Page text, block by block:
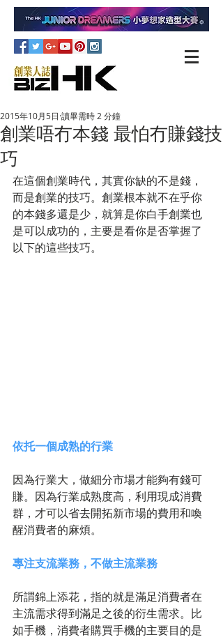
創業唔冇本錢 最怕冇賺錢技
巧
2015年10月5日 讀畢需時 2 分鐘
在這個創業時代，其實你缺的不是錢，
而是創業的技巧。創業根本就不在乎你
的本錢多還是少，就算是你白手創業也
是可以成功的，主要是看你是否掌握了
以下的這些技巧。
依托一個成熟的行業
因為行業大，做細分市場才能夠有錢可
賺。因為行業成熟度高，利用現成消費
群，才可以省去開拓新市場的費用和喚
醒消費者的麻煩。
專注支流業務，不做主流業務
所謂錦上添花，指的就是滿足消費者在
主流需求得到滿足之後的衍生需求。比
如手機，消費者購買手機的主要目的是